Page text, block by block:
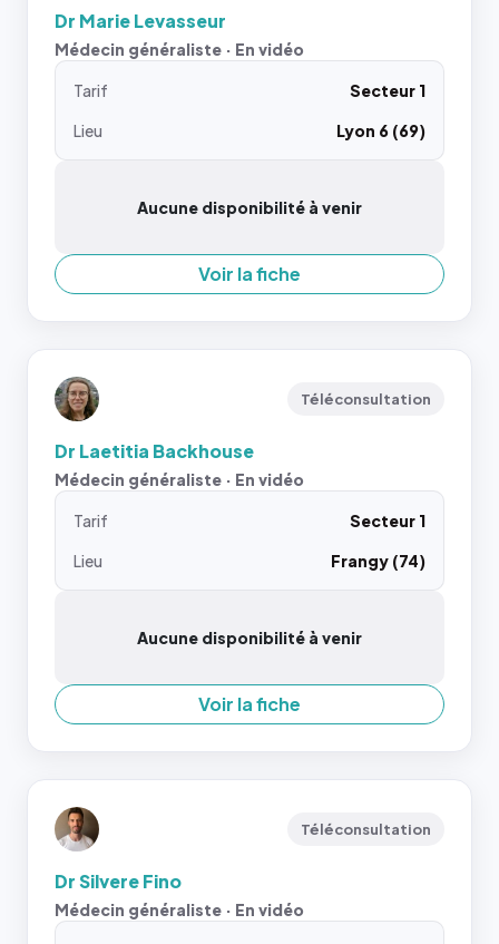
Dr Marie Levasseur
Médecin généraliste · En vidéo
Tarif
Secteur 1
Lieu
Lyon 6 (69)
Aucune disponibilité à venir
Voir la fiche
Téléconsultation
Dr Laetitia Backhouse
Médecin généraliste · En vidéo
Tarif
Secteur 1
Lieu
Frangy (74)
Aucune disponibilité à venir
Voir la fiche
Téléconsultation
Dr Silvere Fino
Médecin généraliste · En vidéo